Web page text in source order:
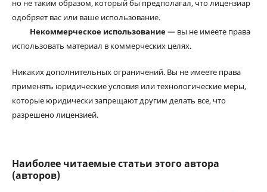
но не таким образом, который бы предполагал, что лицензиар
одобряет вас или ваше использование.
Некоммерческое использование— вы не имеете права
использовать материал в коммерческих целях.
Никаких дополнительных ограничений. Вы не имеете права
применять юридические условия или технологические меры,
которые юридически запрещают другим делать все, что
разрешено лицензией.
Наиболее читаемые статьи этого автора
(авторов)